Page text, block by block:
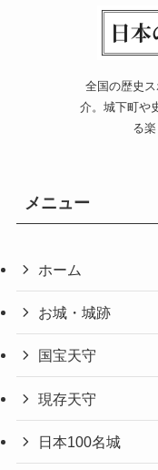
全国の歴史
介。城下町や
る
メニュー
ホーム
お城・城跡
国宝天守
現存天守
日本100名城